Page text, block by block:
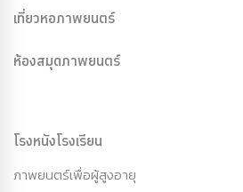
เที่ยวหอภาพยนตร์
ห้องสมุดภาพยนตร์
โรงหนังโรงเรียน
ภาพยนตร์เพื่อผู้สูงอายุ